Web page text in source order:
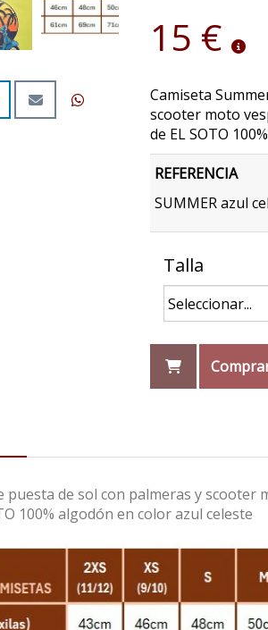
15 €
Camiseta
scooter moto
de EL SOTO
REFERENCIA
SUMMER azul
Talla
puesta de sol con palmeras y scooter
100% algodón en color azul celeste